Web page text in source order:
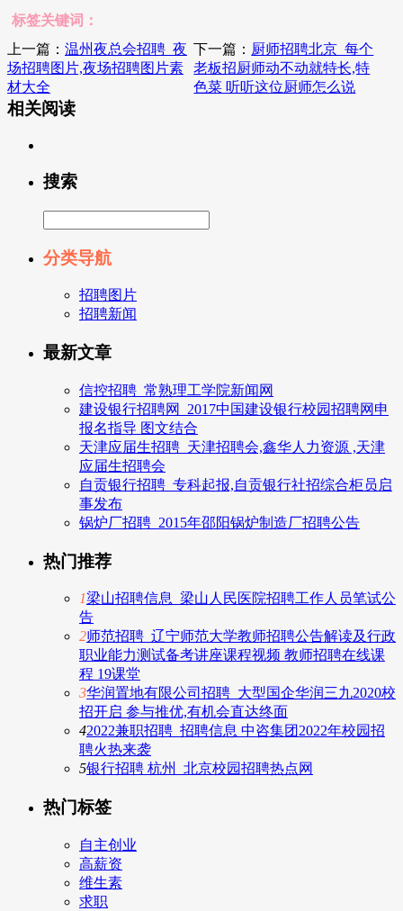
标签关键词：
上一篇： 温州夜总会招聘_夜
场招聘图片,夜场招聘图片素
材大全
下一篇： 厨师招聘北京_每个
老板招厨师动不动就特长,特
色菜 听听这位厨师怎么说
相关阅读
搜索
分类导航
招聘图片
招聘新闻
最新文章
信控招聘_常熟理工学院新闻网
建设银行招聘网_2017中国建设银行校园招聘网申
报名指导 图文结合
天津应届生招聘_天津招聘会,鑫华人力资源 ,天津
应届生招聘会
自贡银行招聘_专科起报,自贡银行社招综合柜员启
事发布
锅炉厂招聘_2015年邵阳锅炉制造厂招聘公告
热门推荐
1梁山招聘信息_梁山人民医院招聘工作人员笔试公
告
2师范招聘_辽宁师范大学教师招聘公告解读及行政
职业能力测试备考讲座课程视频 教师招聘在线课
程 19课堂
3华润置地有限公司招聘_大型国企华润三九2020校
招开启 参与推优,有机会直达终面
42022兼职招聘_招聘信息 中咨集团2022年校园招
聘火热来袭
5银行招聘 杭州_北京校园招聘热点网
热门标签
自主创业
高薪资
维生素
求职